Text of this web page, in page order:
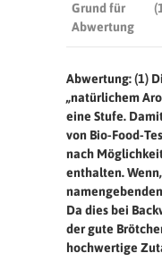
Grund für
Abwertung
Abwertung: (1)
„natürlichem
eine Stufe.
von Bio-Food-
nach
enthalten.
Da dies bei
der gute
hochwertige